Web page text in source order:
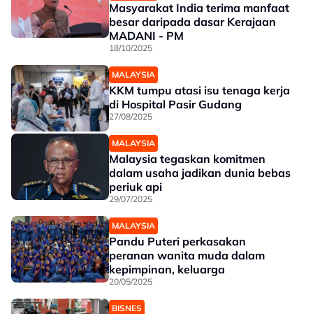
Masyarakat India terima manfaat
besar daripada dasar Kerajaan
MADANI - PM
18/10/2025
MALAYSIA
KKM tumpu atasi isu tenaga kerja
di Hospital Pasir Gudang
27/08/2025
MALAYSIA
Malaysia tegaskan komitmen
dalam usaha jadikan dunia bebas
periuk api
29/07/2025
MALAYSIA
Pandu Puteri perkasakan
peranan wanita muda dalam
kepimpinan, keluarga
20/05/2025
BISNES